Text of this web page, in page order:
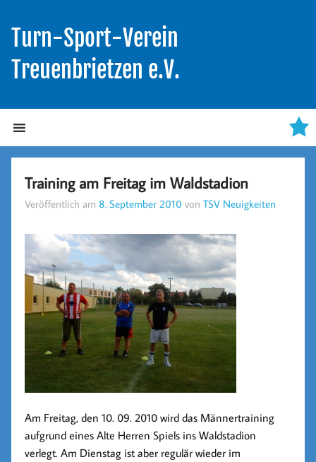
Turn-Sport-Verein
Treuenbrietzen e.V.
Training am Freitag im Waldstadion
Veröffentlich am 8. September 2010 vonTSV Neuigkeiten
Am Freitag, den 10. 09. 2010 wird das Männertraining
aufgrund eines Alte Herren Spiels ins Waldstadion
verlegt. Am Dienstag ist aber regulär wieder im